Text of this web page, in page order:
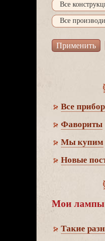
се
се
се
Фавориты
Мы купим
Новые
Мои лампы
Такие